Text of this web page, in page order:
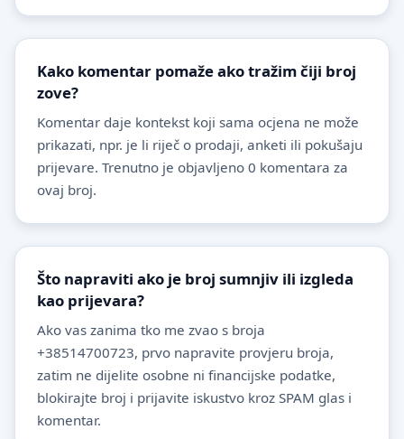
Kako komentar pomaže ako tražim čiji broj
zove?
Komentar daje kontekst koji sama ocjena ne može
prikazati, npr. je li riječ o prodaji, anketi ili pokušaju
prijevare. Trenutno je objavljeno 0 komentara za
ovaj broj.
Što napraviti ako je broj sumnjiv ili izgleda
kao prijevara?
Ako vas zanima tko me zvao s broja
+38514700723, prvo napravite provjeru broja,
zatim ne dijelite osobne ni financijske podatke,
blokirajte broj i prijavite iskustvo kroz SPAM glas i
komentar.